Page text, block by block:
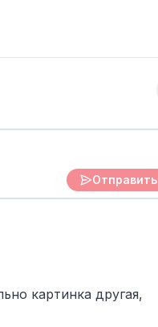
Отправить
картинка другая,